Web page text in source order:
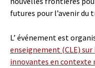
futures pour l’avenir du
L’ événement est
enseignement (CLE)
innovantes en contexte